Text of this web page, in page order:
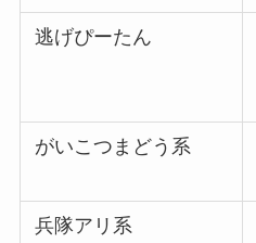
逃げぴーたん
がいこつまどう系
兵隊アリ系